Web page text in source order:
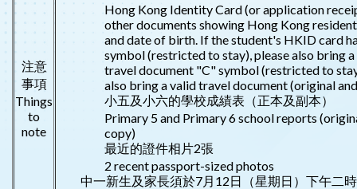
注意
事項
Things
to
note
Hong Kong Identity Card (or application
other documents showing Hong Kong
and date of birth. If the student's HKID card
symbol (restricted to stay), please also bring
travel document "C" symbol (restricted to
also bring a valid travel document (original
小五及小六的學校成績表（正本及副本）
Primary 5 and Primary 6 school reports
copy)
最近的證件相片2張
2 recent passport-sized photos
中一新生及家長須於7月12日（星期日）下午二